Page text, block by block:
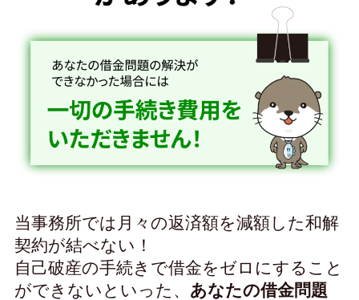
当事務所では月々の返済額を減額した和解
契約が結べない！
自己破産の手続きで借金をゼロにすること
ができないといった、 あなたの借金問題